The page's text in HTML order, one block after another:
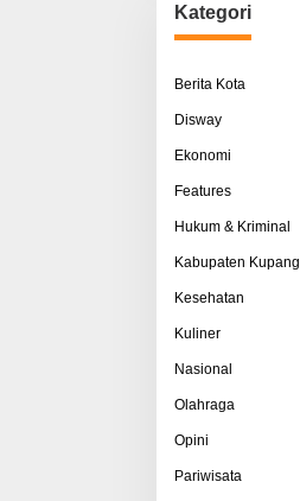
Kategori
Berita Kota
Disway
Ekonomi
Features
Hukum & Kriminal
Kabupaten Kupang
Kesehatan
Kuliner
Nasional
Olahraga
Opini
Pariwisata